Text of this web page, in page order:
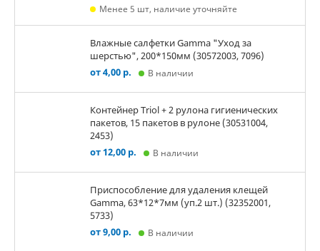
Менее 5 шт, наличие уточняйте
Влажные салфетки Gamma "Уход за
шерстью", 200*150мм (30572003, 7096)
от 4,00 р.
В наличии
Контейнер Triol + 2 рулона гигиенических
пакетов, 15 пакетов в рулоне (30531004,
2453)
от 12,00 р.
В наличии
Приспособление для удаления клещей
Gamma, 63*12*7мм (уп.2 шт.) (32352001,
5733)
от 9,00 р.
В наличии